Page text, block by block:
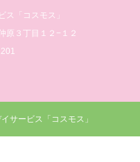
ス「コスモス」
原３丁目１２−１２
サービス「コスモス」